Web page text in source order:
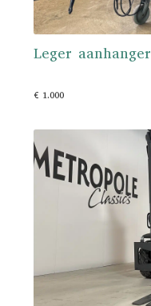
Leger aanhanger
€ 1.000